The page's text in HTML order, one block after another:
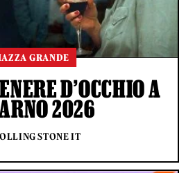
GRANDE
D’OCCHIO A
2026
STONE IT